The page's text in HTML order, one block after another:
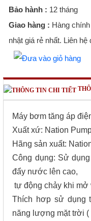
Bảo hành : 12 tháng
Giao hàng : Hàng
nhật giá rẻ nhất. Liên hệ
Máy bơm tăng áp
Xuất xứ: Nation
Hãng sản xuất:
Công dụng: Sử
đẩy nước lên cao,
tự động chảy khi mở
Thích hơp sử dụng
năng lượng mặt trời (